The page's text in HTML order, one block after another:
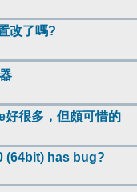
改了嗎?
很多，但頗可惜的
(64bit) has bug?